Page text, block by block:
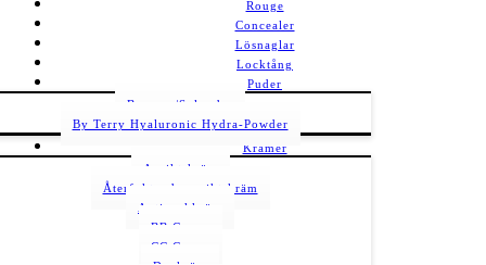
Rouge
Concealer
Lösnaglar
Locktång
Puder
Bronzer/Solpuder
By Terry Hyaluronic Hydra-Powder
Krämer
Ansiktskräm
Återfuktande ansiktskräm
Antirynkkräm
BB Cream
CC Cream